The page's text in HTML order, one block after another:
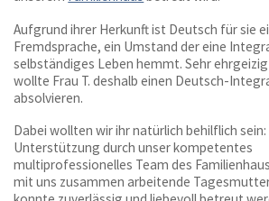
Aufgrund ihrer Herkunft ist Deutsch für sie
Fremdsprache, ein Umstand der eine
selbständiges Leben hemmt. Sehr
wollte Frau T. deshalb einen Deutsch-
absolvieren.
Dabei wollten wir ihr natürlich behilflich
Unterstützung durch unser kompetentes
multiprofessionelles Team des
mit uns zusammen arbeitende